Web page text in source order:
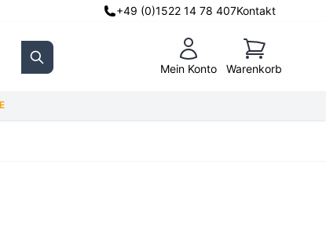
+49 (0)1522 14 78 407Kontakt
Search Mein Konto
Warenkorb
Warenkorb